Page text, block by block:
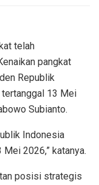
telah
pangkat
Republik
13 Mei
Subianto.
Indonesia
2026,” katanya.
posisi strategis